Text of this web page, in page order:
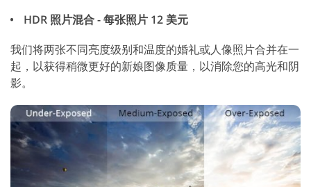
HDR 照片混合 - 每张照片 12 美元
我们将两张不同亮度级别和温度的婚礼或人像照片合并在一
起，以获得稍微更好的新娘图像质量，以消除您的高光和阴
影。